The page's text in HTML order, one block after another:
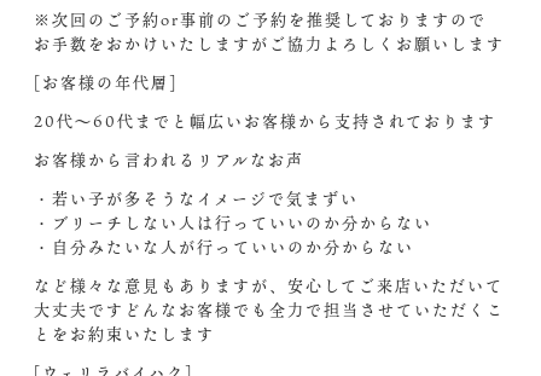
※次回のご予約or事前のご予約を推奨しておりますので
お手数をおかけいたしますがご協力よろしくお願いします
[お客様の年代層]
20代〜60代までと幅広いお客様から支持されております
お客様から言われるリアルなお声
・若い子が多そうなイメージで気まずい
・ブリーチしない人は行っていいのか分からない
・自分みたいな人が行っていいのか分からない
など様々な意見もありますが、安心してご来店いただいて
大丈夫ですどんなお客様でも全力で担当させていただくこ
とをお約束いたします‍